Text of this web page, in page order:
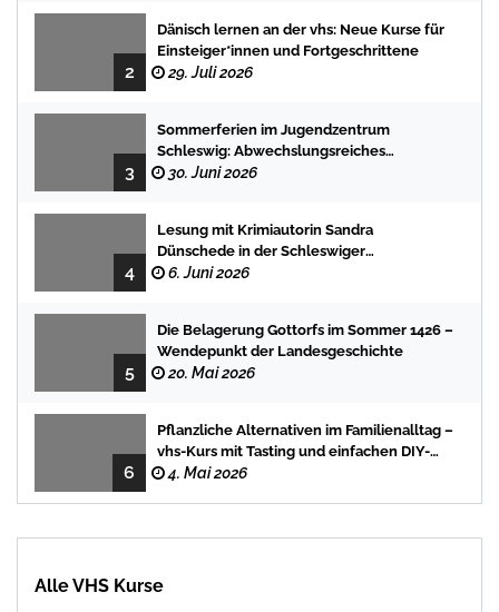
2
Dänisch lernen an der vhs: Neue Kurse für
Einsteiger*innen und Fortgeschrittene
29. Juli 2026
3
Sommerferien im Jugendzentrum
Schleswig: Abwechslungsreiches
Programm für Kinder und Jugendliche
30. Juni 2026
4
Lesung mit Krimiautorin Sandra
Dünschede in der Schleswiger
Stadtbücherei
6. Juni 2026
5
Die Belagerung Gottorfs im Sommer 1426 –
Wendepunkt der Landesgeschichte
20. Mai 2026
6
Pflanzliche Alternativen im Familienalltag –
vhs-Kurs mit Tasting und einfachen DIY-
Rezepten
4. Mai 2026
Alle VHS Kurse